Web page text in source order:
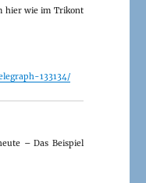
hier wie im Trikont
133134/
– Das Beispiel